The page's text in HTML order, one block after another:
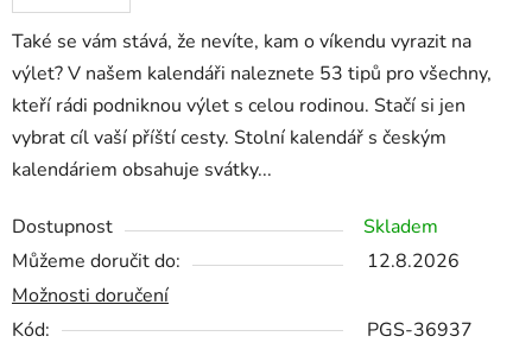
Také se vám stává, že nevíte, kam o víkendu vyrazit na
výlet? V našem kalendáři naleznete 53 tipů pro všechny,
kteří rádi podniknou výlet s celou rodinou. Stačí si jen
vybrat cíl vaší příští cesty. Stolní kalendář s českým
kalendáriem obsahuje svátky...
Dostupnost
Skladem
Můžeme doručit do:
12.8.2026
Možnosti doručení
Kód:
PGS-36937